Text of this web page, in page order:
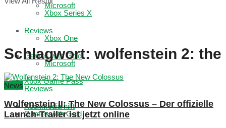
Microsoft
Reviews
Games with Gold
Xbox Game Pass
Xboxmedia hilft
Xbox Series X
Xbox One
Microsoft
Reviews
Games with Gold
Schlagwort: wolfenstein 2: the
News
Wolfenstein II: The New Colossus – Der offizielle
Launch-Trailer ist jetzt online